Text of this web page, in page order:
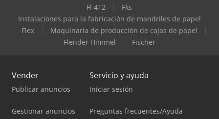
Fl 412
Fks
Instalaciones para la fabricación de mandriles de papel
Flex
Maquinaria de producción de cajas de papel
Flender Himmel
Fischer
Vender
Publicar anuncios
Gestionar anuncios
Servicio y ayuda
Iniciar sesión
Preguntas frecuentes/Ayuda